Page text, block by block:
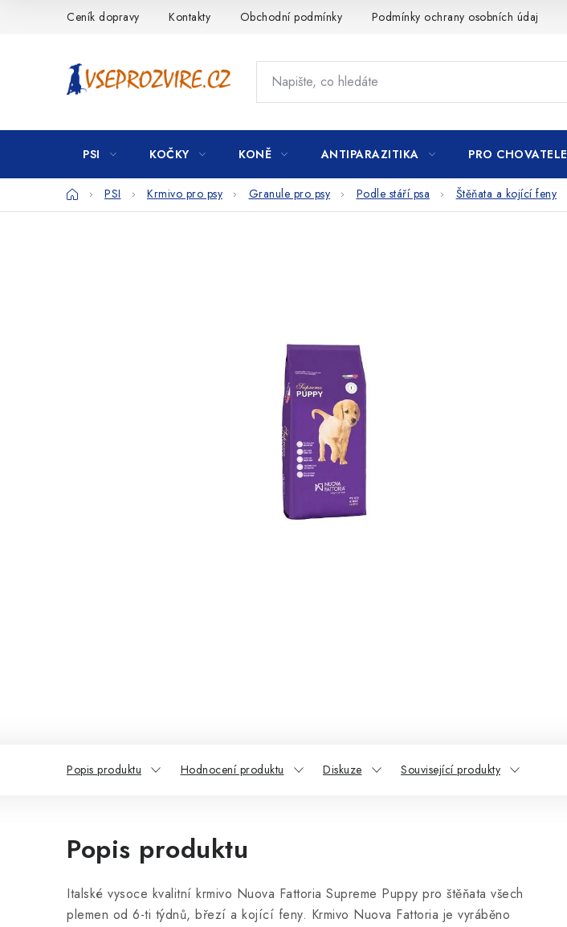
Ceník dopravy Kontakty Obchodní podmínky Podmínky ochrany osobních údajů
PSI KOČKY KONĚ ANTIPARAZITIKA PRO CHOVATELE
DomůPSI Krmivo pro psy Granule pro psy Podle stáří psa Štěňata a kojící feny
Popis produktu Hodnocení produktu Diskuze Související produkty
Popis produktu
Italské vysoce kvalitní krmivo Nuova Fattoria Supreme Puppy pro štěňata všech
plemen od 6-ti týdnů, březí a kojící feny. Krmivo Nuova Fattoria je vyráběno